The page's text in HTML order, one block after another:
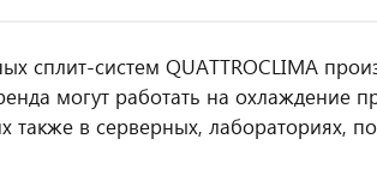
сплит-систем QUATTROCLIMA
могут работать на охлаждение
также в серверных, лабораториях,